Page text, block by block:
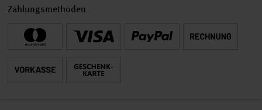
Zahlungsmethoden